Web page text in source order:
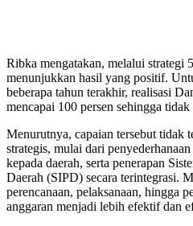
Ribka mengatakan, melalui strategi
menunjukkan hasil yang positif.
beberapa tahun terakhir, realisasi
mencapai 100 persen sehingga
Menurutnya, capaian tersebut tidak
strategis, mulai dari
kepada daerah, serta penerapan
Daerah (SIPD) secara terintegrasi.
perencanaan, pelaksanaan, hingga
anggaran menjadi lebih efektif dan